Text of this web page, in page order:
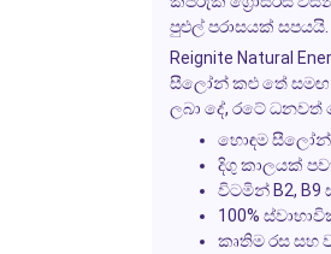
පුළුල් පරාසයක් සපයයි.
Reignite Natural
සීලෝන් කළු තේ සමඟ
ලබා දේ, රටේ
හොඳම සීලෝන්
දිගු කාලයක්
විටමින් B2,
100%
කෘතිම රස සහ